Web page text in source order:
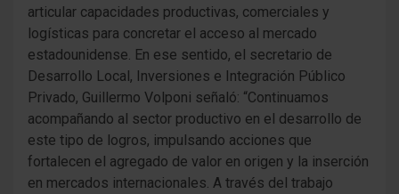
articular capacidades productivas, comerciales y
logísticas para concretar el acceso al mercado
estadounidense. En ese sentido, el secretario de
Desarrollo Local, Inversiones e Integración Público
Privado, Guillermo Volponi señaló: “Continuamos
acompañando al sector productivo en el desarrollo de
este tipo de logros, impulsando acciones que
fortalecen el agregado de valor en origen y la inserción
en mercados internacionales. A través del trabajo